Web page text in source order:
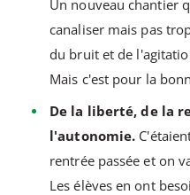
Un nouveau chantier
canaliser mais pas
du bruit et de
Mais c'est pour la
De la liberté, de la
l'autonomie.
rentrée passée et on
Les élèves en ont